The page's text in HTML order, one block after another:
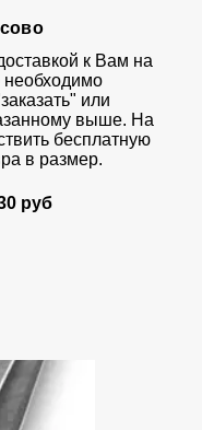
к Вам на
необходимо
или
выше. На
бесплатную
в размер.
руб